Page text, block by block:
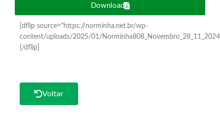
Download
[dflip source="https://norminha.net.br/wp-
content/uploads/2025/01/
[/dflip]
Voltar